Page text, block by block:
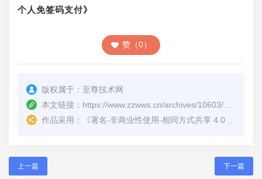
个人免签码支付》
赞（0）
版权属于： 至尊技术网
本文链接：
作品采用：
《署名-非商业性使用-相同方式共享 4.0 国际 (CC BY-NC-SA 4.0)
上一篇 下一篇